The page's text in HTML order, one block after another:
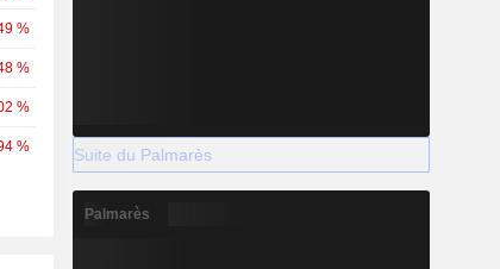
%
%
%
% Suite du Palmarès
Palmarès